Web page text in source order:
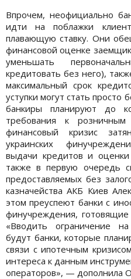
Впрочем, неофициально
идти на поблажки
плавающую ставку. Они
финансовой оценке
уменьшать
кредитовать без него),
максимальный срок
уступки могут стать просто
банкиры планируют до
требования к
финансовый кризис
украинских
выдачи кредитов и
также в первую очередь
предоставляемых без
казначейства АКБ Киев
этом преуспеют банки с
финучреждения,
«Вводить ограничение
будут банки, которые
связи с ипотечным
интереса к данным
операторов», — дополнила